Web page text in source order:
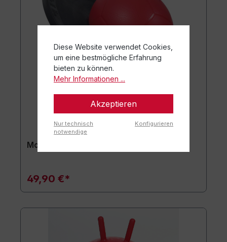
Moonhopper® Sport rot/schwarz
49,90 €*
Diese Website verwendet Cookies,
um eine bestmögliche Erfahrung
bieten zu können.
Mehr Informationen ...
Akzeptieren
Nur technisch
notwendige
Konfigurieren